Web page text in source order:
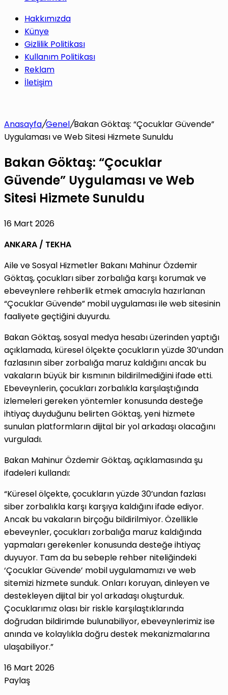
Hakkımızda
Künye
Gizlilik Politikası
Kullanım Politikası
Reklam
İletişim
Anasayfa/Genel/Bakan Göktaş: “Çocuklar Güvende”
Uygulaması ve Web Sitesi Hizmete Sunuldu
Bakan Göktaş: “Çocuklar
Güvende” Uygulaması ve Web
Sitesi Hizmete Sunuldu
16 Mart 2026
ANKARA / TEKHA
Aile ve Sosyal Hizmetler Bakanı Mahinur Özdemir
Göktaş, çocukları siber zorbalığa karşı korumak ve
ebeveynlere rehberlik etmek amacıyla hazırlanan
“Çocuklar Güvende” mobil uygulaması ile web sitesinin
faaliyete geçtiğini duyurdu.
Bakan Göktaş, sosyal medya hesabı üzerinden yaptığı
açıklamada, küresel ölçekte çocukların yüzde 30’undan
fazlasının siber zorbalığa maruz kaldığını ancak bu
vakaların büyük bir kısmının bildirilmediğini ifade etti.
Ebeveynlerin, çocukları zorbalıkla karşılaştığında
izlemeleri gereken yöntemler konusunda desteğe
ihtiyaç duyduğunu belirten Göktaş, yeni hizmete
sunulan platformların dijital bir yol arkadaşı olacağını
vurguladı.
Bakan Mahinur Özdemir Göktaş, açıklamasında şu
ifadeleri kullandı:
“Küresel ölçekte, çocukların yüzde 30’undan fazlası
siber zorbalıkla karşı karşıya kaldığını ifade ediyor.
Ancak bu vakaların birçoğu bildirilmiyor. Özellikle
ebeveynler, çocukları zorbalığa maruz kaldığında
yapmaları gerekenler konusunda desteğe ihtiyaç
duyuyor. Tam da bu sebeple rehber niteliğindeki
‘Çocuklar Güvende’ mobil uygulamamızı ve web
sitemizi hizmete sunduk. Onları koruyan, dinleyen ve
destekleyen dijital bir yol arkadaşı oluşturduk.
Çocuklarımız olası bir riskle karşılaştıklarında
doğrudan bildirimde bulunabiliyor, ebeveynlerimiz ise
anında ve kolaylıkla doğru destek mekanizmalarına
ulaşabiliyor.”
16 Mart 2026
Paylaş